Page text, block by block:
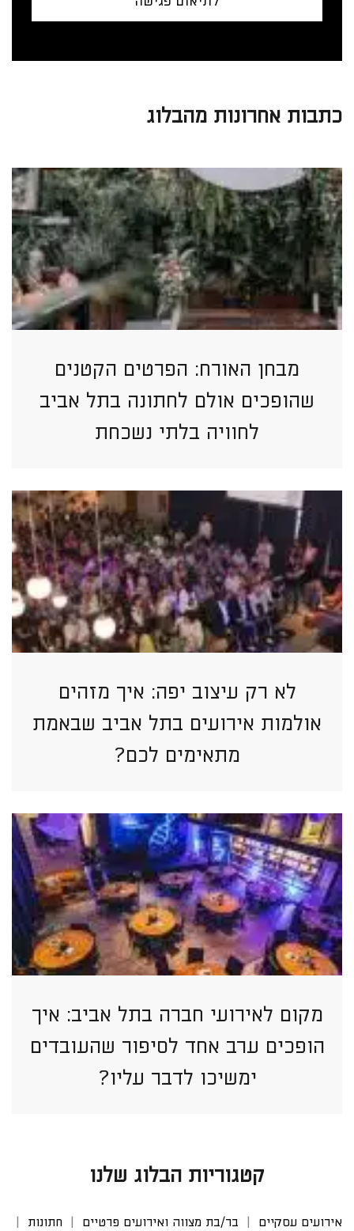
כתבות אחרונות מהבלוג
מבחן האורח: הפרטים הקטנים
שהופכים אולם לחתונה בתל אביב
לחוויה בלתי נשכחת
לא רק עיצוב יפה: איך מזהים
אולמות אירועים בתל אביב שבאמת
מתאימים לכם?
מקום לאירועי חברה בתל אביב: איך
הופכים ערב אחד לסיפור שהעובדים
ימשיכו לדבר עליו?
קטגוריות הבלוג שלנו
אירועים עסקיים בר/בת מצווה ואירועים פרטיים חתונות